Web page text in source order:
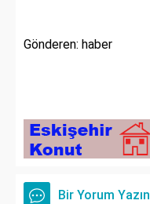
Gönderen: haber
Bir Yorum Yazın